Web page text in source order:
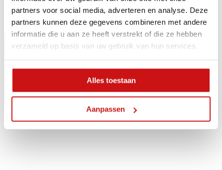
partners voor social media, adverteren en analyse. Deze
partners kunnen deze gegevens combineren met andere
informatie die u aan ze heeft verstrekt of die ze hebben
verzameld op basis van uw gebruik van hun services.
Alles toestaan
Aanpassen